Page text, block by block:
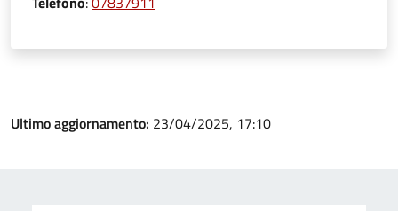
Ultimo aggiornamento: 23/04/2025, 17:10